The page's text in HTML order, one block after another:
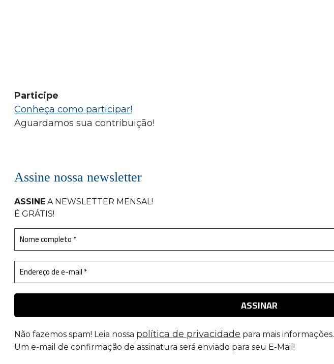
Participe
Conheça como participar!
Aguardamos sua contribuição!
Assine nossa newsletter
ASSINE A NEWSLETTER MENSAL!
É GRÁTIS!
Não fazemos spam! Leia nossa política de privacidade para mais informações.
Um e-mail de confirmação de assinatura será enviado para seu E-Mail!